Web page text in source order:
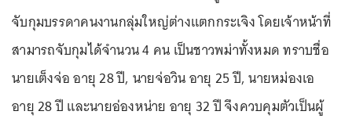
จับกุมบรรดาคนงานกลุ่มใหญ่ต่างแตกกระเจิง โดยเจ้าหน้าที่
สามารถจับกุมได้จำนวน 4 คน เป็นชาวพม่าทั้งหมด ทราบชื่อ
นายเต็งจ่อ อายุ 28 ปี, นายจ่อวิน อายุ 25 ปี, นายหม่องเอ
อายุ 28 ปี และนายอ่องหน่าย อายุ 32 ปี จึงควบคุมตัวเป็นผู้